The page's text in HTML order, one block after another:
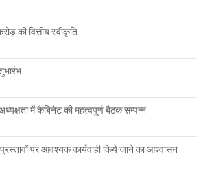
की वित्तीय स्वीकृति
में कैबिनेट की महत्वपूर्ण बैठक सम्पन्न
पर आवश्यक कार्यवाही किये जाने का आश्वासन